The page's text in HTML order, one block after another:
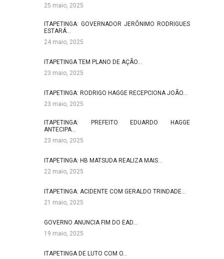
25 maio, 2025
ITAPETINGA: GOVERNADOR JERÔNIMO RODRIGUES
ESTARÁ…
24 maio, 2025
ITAPETINGA TEM PLANO DE AÇÃO…
23 maio, 2025
ITAPETINGA: RODRIGO HAGGE RECEPCIONA JOÃO…
23 maio, 2025
ITAPETINGA: PREFEITO EDUARDO HAGGE
ANTECIPA…
23 maio, 2025
ITAPETINGA: HB MATSUDA REALIZA MAIS…
22 maio, 2025
ITAPETINGA: ACIDENTE COM GERALDO TRINDADE…
21 maio, 2025
GOVERNO ANUNCIA FIM DO EAD…
19 maio, 2025
ITAPETINGA DE LUTO COM O…